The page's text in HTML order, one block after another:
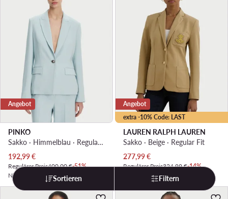
Angebot
PINKO
Sakko · Himmelblau · Regular Fit
Aktueller Preis
192,99€
Regulärer Preis400,00 €-51%
Niedrigster Preis213,99 €
extra -10% Code: LAST
Angebot
LAUREN RALPH LAUREN
Sakko · Beige · Regular Fit
Aktueller Preis
277,99€
Regulärer Preis324,99 €-14%
Niedrigster Preis298,99 €
Sortieren Filtern